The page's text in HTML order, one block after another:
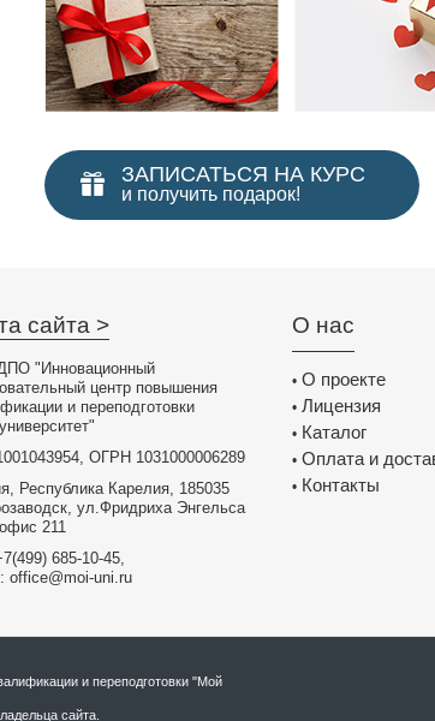
ЗАПИСАТЬСЯ НА КУРС
и получить подарок!
сайта >
"Инновационный
центр повышения
и переподготовки
ОГРН 1031000006289
Республика Карелия, 185035
ул.Фридриха Энгельса
211
685-10-45,
office@moi-uni.ru
О нас
• О проекте
• Лицензия
• Каталог
• Оплата и
• Контакты
и переподготовки "Мой
сайта.